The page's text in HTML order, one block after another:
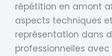
répétition en amont
aspects techniques
représentation dans
professionnelles